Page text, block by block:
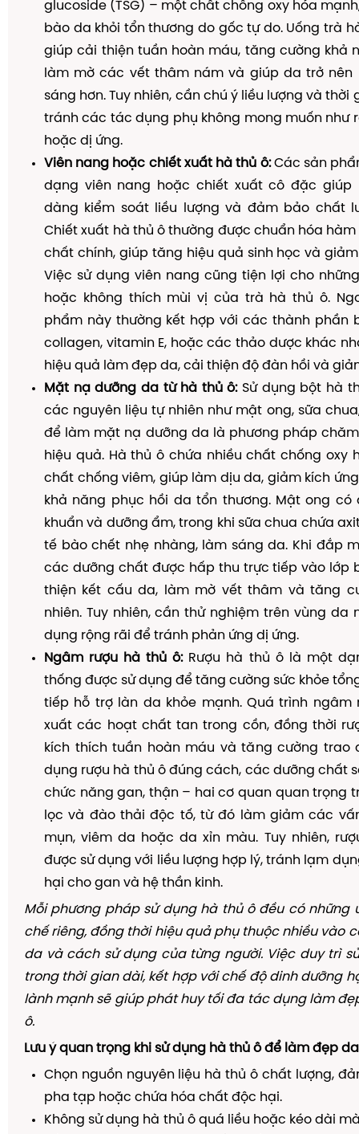
glucoside (TSG) – một chất chống oxy hóa
bào da khỏi tổn thương do gốc tự do. Uống trà
giúp cải thiện tuần hoàn máu, tăng cường khả
làm mờ các vết thâm nám và giúp da trở nên
sáng hơn. Tuy nhiên, cần chú ý liều lượng và thời
tránh các tác dụng phụ không mong muốn như
hoặc dị ứng.
Viên nang hoặc chiết xuất hà thủ ô:Các sản
dạng viên nang hoặc chiết xuất cô đặc giúp
dàng kiểm soát liều lượng và đảm bảo chất
Chiết xuất hà thủ ô thường được chuẩn hóa
chất chính, giúp tăng hiệu quả sinh học và
Việc sử dụng viên nang cũng tiện lợi cho
hoặc không thích mùi vị của trà hà thủ ô.
phẩm này thường kết hợp với các thành phần
collagen, vitamin E, hoặc các thảo dược khác
hiệu quả làm đẹp da, cải thiện độ đàn hồi và
Mặt nạ dưỡng da từ hà thủ ô:Sử dụng bột hà
các nguyên liệu tự nhiên như mật ong, sữa
để làm mặt nạ dưỡng da là phương pháp
hiệu quả. Hà thủ ô chứa nhiều chất chống oxy
chất chống viêm, giúp làm dịu da, giảm kích
khả năng phục hồi da tổn thương. Mật ong có
khuẩn và dưỡng ẩm, trong khi sữa chua chứa
tế bào chết nhẹ nhàng, làm sáng da. Khi đắp
các dưỡng chất được hấp thu trực tiếp vào lớp
thiện kết cấu da, làm mờ vết thâm và tăng
nhiên. Tuy nhiên, cần thử nghiệm trên vùng da
dụng rộng rãi để tránh phản ứng dị ứng.
Ngâm rượu hà thủ ô:Rượu hà thủ ô là một
thống được sử dụng để tăng cường sức khỏe
tiếp hỗ trợ làn da khỏe mạnh. Quá trình ngâm
xuất các hoạt chất tan trong cồn, đồng thời
kích thích tuần hoàn máu và tăng cường trao
dụng rượu hà thủ ô đúng cách, các dưỡng chất
chức năng gan, thận – hai cơ quan quan trọng
lọc và đào thải độc tố, từ đó làm giảm các
mụn, viêm da hoặc da xỉn màu. Tuy nhiên,
được sử dụng với liều lượng hợp lý, tránh lạm
hại cho gan và hệ thần kinh.
Mỗi phương pháp sử dụng hà thủ ô đều có những
chế riêng, đồng thời hiệu quả phụ thuộc nhiều vào
da và cách sử dụng của từng người. Việc duy trì
trong thời gian dài, kết hợp với chế độ dinh dưỡng
lành mạnh sẽ giúp phát huy tối đa tác dụng làm
ô.
Lưu ý quan trọng khi sử dụng hà thủ ô để làm đẹp
Chọn nguồn nguyên liệu hà thủ ô chất lượng,
pha tạp hoặc chứa hóa chất độc hại.
Không sử dụng hà thủ ô quá liều hoặc kéo dài